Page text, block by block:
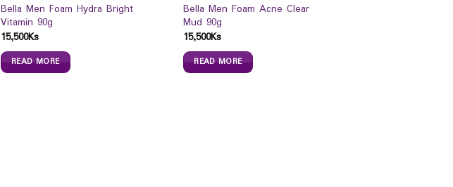
Bella Men Foam Hydra Bright
Vitamin 90g
15,500Ks
READ MORE
Bella Men Foam Acne Clear
Mud 90g
15,500Ks
READ MORE